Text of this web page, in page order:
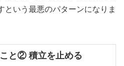
という最悪のパターンになりま
と② 積立を止める